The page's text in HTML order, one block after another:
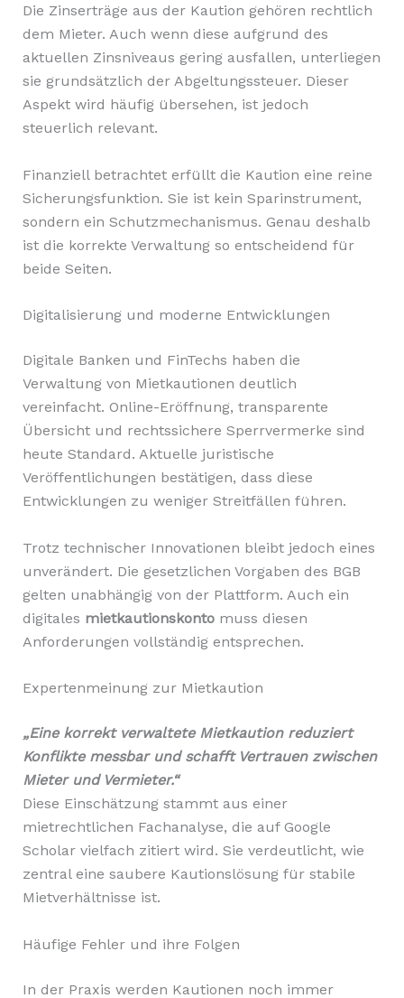
Die Zinserträge aus der Kaution gehören rechtlich
dem Mieter. Auch wenn diese aufgrund des
aktuellen Zinsniveaus gering ausfallen, unterliegen
sie grundsätzlich der Abgeltungssteuer. Dieser
Aspekt wird häufig übersehen, ist jedoch
steuerlich relevant.
Finanziell betrachtet erfüllt die Kaution eine reine
Sicherungsfunktion. Sie ist kein Sparinstrument,
sondern ein Schutzmechanismus. Genau deshalb
ist die korrekte Verwaltung so entscheidend für
beide Seiten.
Digitalisierung und moderne Entwicklungen
Digitale Banken und FinTechs haben die
Verwaltung von Mietkautionen deutlich
vereinfacht. Online-Eröffnung, transparente
Übersicht und rechtssichere Sperrvermerke sind
heute Standard. Aktuelle juristische
Veröffentlichungen bestätigen, dass diese
Entwicklungen zu weniger Streitfällen führen.
Trotz technischer Innovationen bleibt jedoch eines
unverändert. Die gesetzlichen Vorgaben des BGB
gelten unabhängig von der Plattform. Auch ein
digitales mietkautionskontomuss diesen
Anforderungen vollständig entsprechen.
Expertenmeinung zur Mietkaution
„Eine korrekt verwaltete Mietkaution reduziert
Konflikte messbar und schafft Vertrauen zwischen
Mieter und Vermieter.“
Diese Einschätzung stammt aus einer
mietrechtlichen Fachanalyse, die auf Google
Scholar vielfach zitiert wird. Sie verdeutlicht, wie
zentral eine saubere Kautionslösung für stabile
Mietverhältnisse ist.
Häufige Fehler und ihre Folgen
In der Praxis werden Kautionen noch immer